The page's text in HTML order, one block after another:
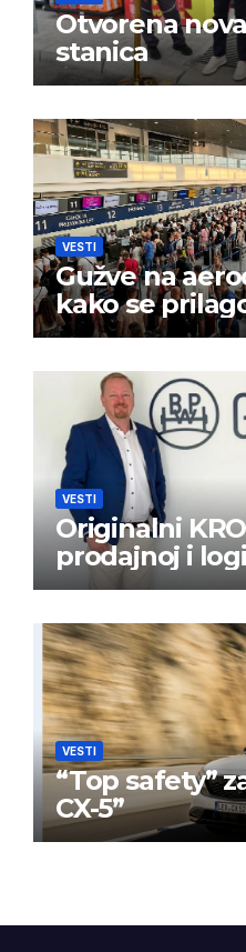
Otvorena
stanica
VESTI
Gužve na
kako se
VESTI
Originalni
prodajnoj i
BPW
VESTI
“Top safety”
CX-5”